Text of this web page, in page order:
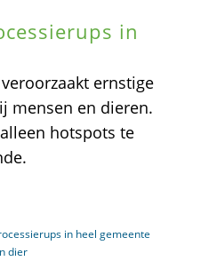
in
ernstige
mensen en dieren.
hotspots te
in heel gemeente
dier